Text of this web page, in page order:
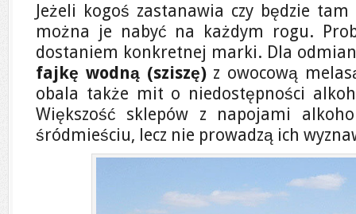
Jeżeli kogoś zastanawia czy będzie
można je nabyć na każdym rogu.
dostaniem konkretnej marki. Dla
fajkę wodną (sziszę)z owocową
obala także mit o niedostępności
Większość sklepów z napojami
śródmieściu, lecz nie prowadzą ich